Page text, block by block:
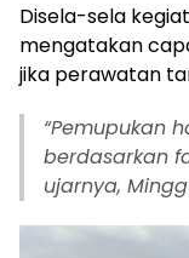
Disela-sela
mengatakan
jika perawatan
“Pemupukan
berdasarkan
ujarnya,